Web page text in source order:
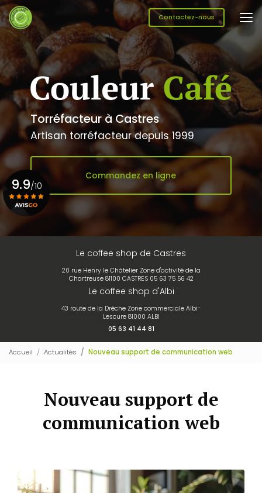
Aller
au
contenu
principal
Contactez-nous
Torréfacteur à Castres
Artisan torréfacteur depuis 1999
Commandez en ligne
Le coffee shop de Castres
20 rue Henry le Châtelier Zone d'activité de la
Chartreuse 81100 CASTRES 05 63 75 56 42
Le coffee shop d'Albi
43 route de la Drêche Zone commerciale Albi-
Lescure 81000 ALBI
05 63 41 44 81
9.9/10
Accueil Actualités Nouveau support de communication web
Nouveau support de
communication web